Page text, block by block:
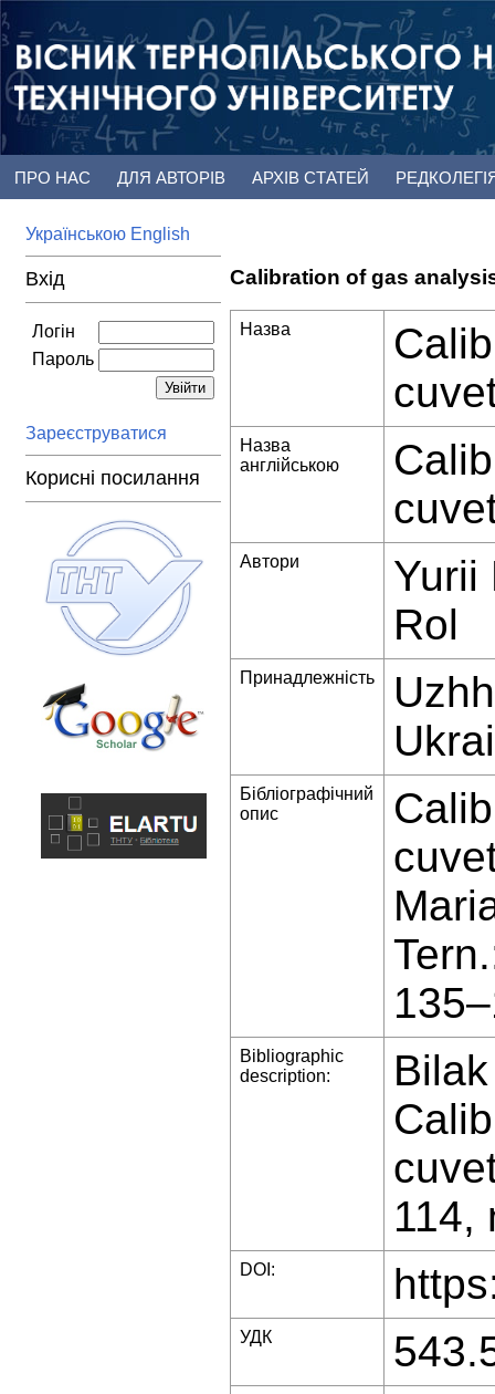
ПРО НАС ДЛЯ АВТОРІВ АРХІВ СТАТЕЙ
Українською English
Вхід
Логін
Пароль
Зареєструватися
Корисні посилання
Calibration of gas
Назва
Назва
англійською
Автори
Yurii
Rol
Принадлежність
Бібліографічний
опис
Bibliographic
description:
114,
DOI:
УДК